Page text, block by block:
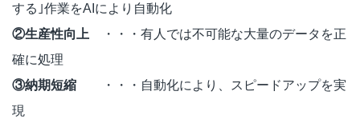
する｣作業をAIにより自動化
②生産性向上 ・・・有人では不可能な大量のデータを正
確に処理
③納期短縮 ・・・自動化により、スピードアップを実
現